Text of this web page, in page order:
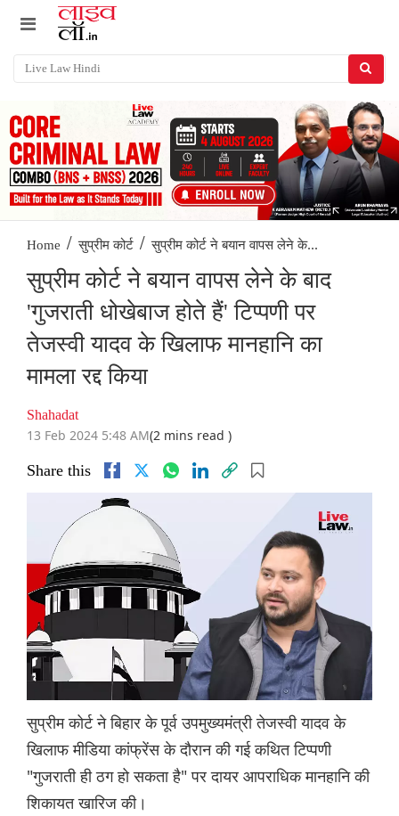
Home / सुप्रीम कोर्ट / सुप्रीम कोर्ट ने बयान वापस लेने के...
सुप्रीम कोर्ट ने बयान वापस लेने के बाद
'गुजराती धोखेबाज होते हैं' टिप्पणी पर
तेजस्वी यादव के खिलाफ मानहानि का
मामला रद्द किया
Shahadat
13 Feb 2024 5:48 AM(2 mins read )
Share this
सुप्रीम कोर्ट ने बिहार के पूर्व उपमुख्यमंत्री तेजस्वी यादव के
खिलाफ मीडिया कांफ्रेंस के दौरान की गई कथित टिप्पणी
"गुजराती ही ठग हो सकता है" पर दायर आपराधिक मानहानि की
शिकायत खारिज की।